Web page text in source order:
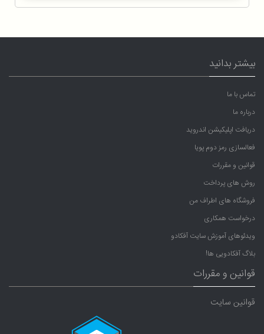
بیشتر بدانید
تماس با ما
درباره ما
دریافت اپلیکیشن اندروید
فعالسازی رمز دوم پویا
قوانین و مقررات
روش های پرداخت
فروشگاه های اطراف من
درخواست همکاری
ویدئوهای آموزش سایت آفکادو
بلاگ آفکادویی ها!
قوانین و مقررات
قوانین سایت